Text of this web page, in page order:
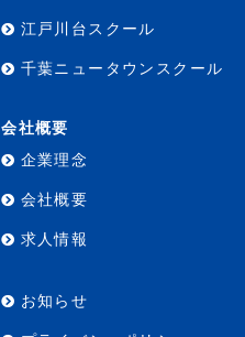
江戸川台スクール
千葉ニュータウンスクール
会社概要
企業理念
会社概要
求人情報
お知らせ